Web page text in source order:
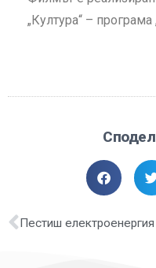
„Култура“ –